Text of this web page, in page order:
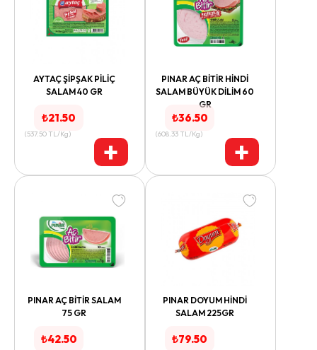
AYTAÇ ŞİPŞAK PİLİÇ
SALAM 40 GR
₺21.50
(537.50 TL/Kg) +
PINAR AÇ BİTİR HİNDİ
SALAM BÜYÜK DİLİM 60
GR
₺36.50
(608.33 TL/Kg) +
PINAR AÇ BİTİR SALAM
75 GR
₺42.50
PINAR DOYUM HİNDİ
SALAM 225GR
₺79.50